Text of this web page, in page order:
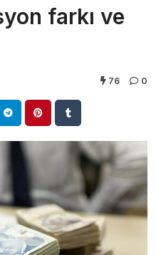
farkı ve
76 0